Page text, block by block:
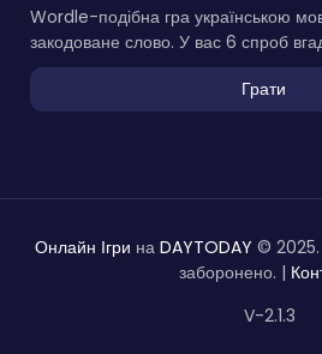
Wordle-подібна гра українською
закодоване слово. У вас 6 спроб
Грати
Онлайн Ігри на DAYTODAY © 2025.
заборонено. |
V-2.1.3